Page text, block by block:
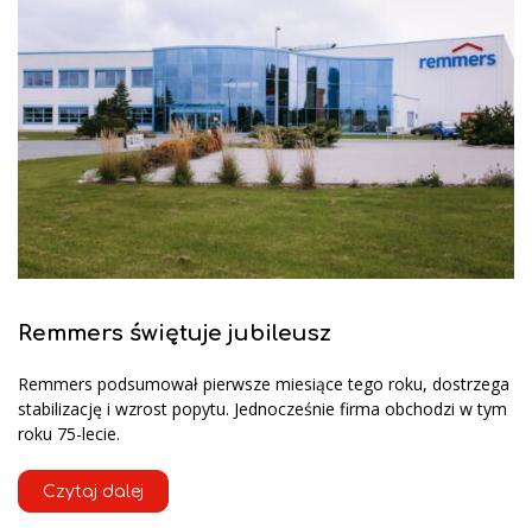
Remmers świętuje jubileusz
Remmers podsumował pierwsze miesiące tego roku, dostrzega
stabilizację i wzrost popytu. Jednocześnie firma obchodzi w tym
roku 75-lecie.
Czytaj dalej